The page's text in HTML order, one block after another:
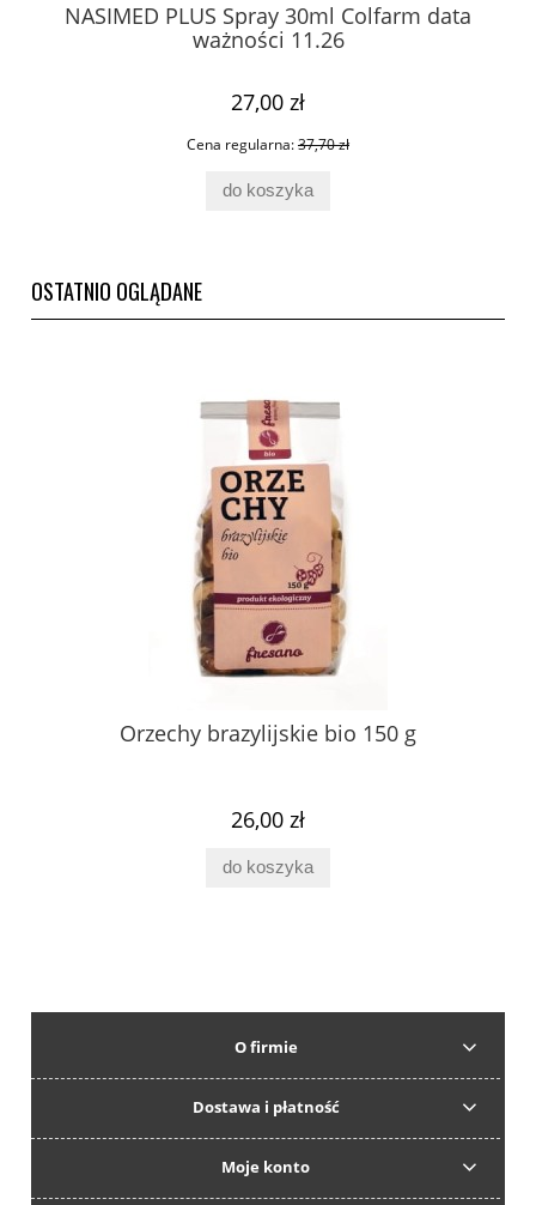
NASIMED PLUS Spray 30ml Colfarm data
ważności 11.26
27,00 zł
Cena regularna:37,70 zł
do koszyka
OSTATNIO OGLĄDANE
Orzechy brazylijskie bio 150 g
26,00 zł
do koszyka
O firmie
Dostawa i płatność
Moje konto